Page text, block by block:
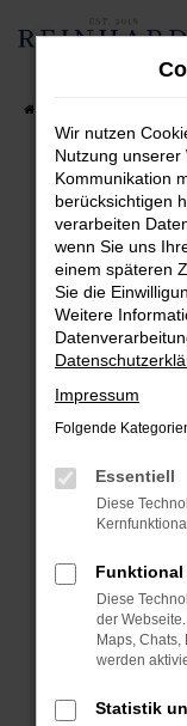
Zum
Fehler:
Beim Laden ist
Hier sind ein
Überprüfe
Laden
Manche
können das
verhindern.
anderen
Starte dein
Das kann
Probleme
Stelle
Wir nutzen
Nutzung
Kommunikation
berücksichtigen
verarbeiten
wenn Sie uns
einem späteren
Sie die
Weitere
Impressum
Folgende
Essentiell
Diese
Funktional
Diese
der
Maps,
werden
Statistik